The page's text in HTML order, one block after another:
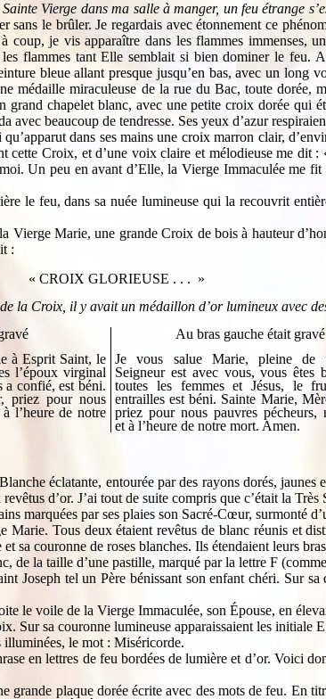
Vierge dans ma salle à manger, un feu étrange
le brûler. Je regardais avec étonnement ce
je vis apparaître dans les flammes immenses,
flammes tant Elle semblait si bien dominer le feu.
bleue allant presque jusqu’en bas, avec un long
médaille miraculeuse de la rue du Bac, toute dorée,
chapelet blanc, avec une petite croix dorée qui
beaucoup de tendresse. Ses yeux d’azur
dans ses mains une croix marron clair,
Croix, et d’une voix claire et mélodieuse me dit
Un peu en avant d’Elle, la Vierge Immaculée me
le feu, dans sa nuée lumineuse qui la recouvrit
Marie, une grande Croix de bois à hauteur
:
« CROIX GLORIEUSE . . . »
la Croix, il y avait un médaillon d’or lumineux avec
à Esprit Saint, le
l’époux virginal
a confié, est béni.
priez pour nous
l’heure de notre
Au bras gauche était gravé
Je vous salue Marie, pleine de
Seigneur est avec vous, vous êtes
toutes les femmes et Jésus, le
entrailles est béni. Sainte Marie,
priez pour nous pauvres pécheurs,
et à l’heure de notre mort. Amen.
éclatante, entourée par des rayons dorés,
d’or. J’ai tout de suite compris que c’était la Très
marquées par ses plaies son Sacré-Cœur, surmonté
Tous deux étaient revêtus de blanc réunis et
sa couronne de roses blanches. Ils étendaient leurs
de la taille d’une pastille, marqué par la lettre F
Joseph tel un Père bénissant son enfant chéri. Sur
voile de la Vierge Immaculée, son Épouse, en
Sur sa couronne lumineuse apparaissaient les initiale
illuminées, le mot : Miséricorde.
en lettres de feu bordées de lumière et d’or. Voici
plaque dorée écrite avec des mots de feu. En